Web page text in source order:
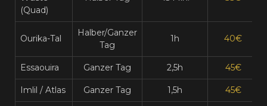
(Quad)
Ourika-Tal
Halber/Ganzer
Tag
1h 40€
Essaouira Ganzer Tag 2,5h 45€
Imlil / Atlas Ganzer Tag 1,5h 45€